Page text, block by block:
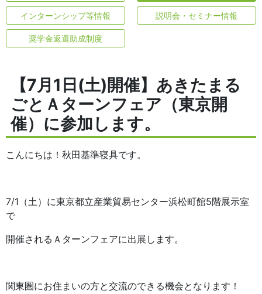
インターンシップ等情報 説明会・セミナー情報
奨学金返還助成制度
【7月1日(土)開催】あきたまる
ごとＡターンフェア（東京開
催）に参加します。
こんにちは！秋田基準寝具です。
7/1（土）に東京都立産業貿易センター浜松町館5階展示室
で
開催されるＡターンフェアに出展します。
関東圏にお住まいの方と交流のできる機会となります！